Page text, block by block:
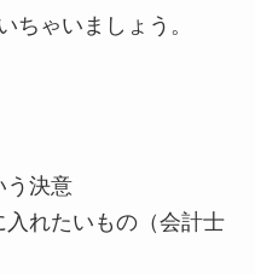
ちゃいましょう。
う決意
れたいもの（会計士